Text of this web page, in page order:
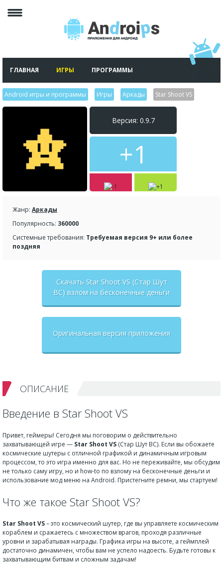
ГЛАВНАЯ ИГРЫ ПРОГРАММЫ
Android игры и программы Игры Аркады Star Shoot VS
Версия: 0.9.7
+1
Жанр: Аркады
Популярность: 360000
Системные требования: Требуемая версия 9+ или более
поздняя
Скачать Star Shoot VS (Стар Шут
ВС) взлом на бесконечные деньги
Оригинальная версия приложения
ОПИСАНИЕ
Введение в Star Shoot VS
Привет, геймеры! Сегодня мы поговорим о действительно
захватывающей игре — Star Shoot VS (Стар Шут ВС). Если вы обожаете
космические шутеры с отличной графикой и динамичным игровым
процессом, то это игра именно для вас. Но не переживайте, мы обсудим
не только саму игру, но и how-to по взлому на бесконечные деньги и
использование мод меню на Android. Пристегните ремни, мы стартуем!
Что же такое Star Shoot VS?
Star Shoot VS– это космический шутер, где вы управляете космическим
кораблем и сражаетесь с множеством врагов, проходя различные
уровни и зарабатывая награды. Графика игры на высоте, а геймплей
достаточно динамичен, чтобы вам не успело надоесть. Будьте готовы к
захватывающим битвам и сложным задачам!